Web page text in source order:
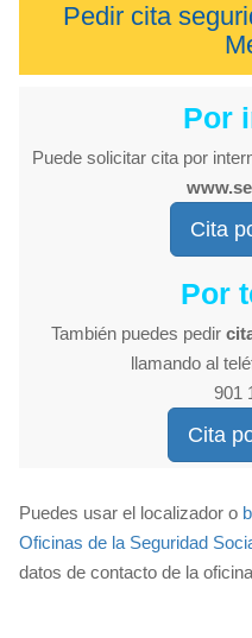
Pedir cita
Por
Puede solicitar cita por
Cita
Por
También puedes pedir
llamando al
901
Cita
Puedes usar el localizador o
Oficinas de la Seguridad
datos de contacto de la